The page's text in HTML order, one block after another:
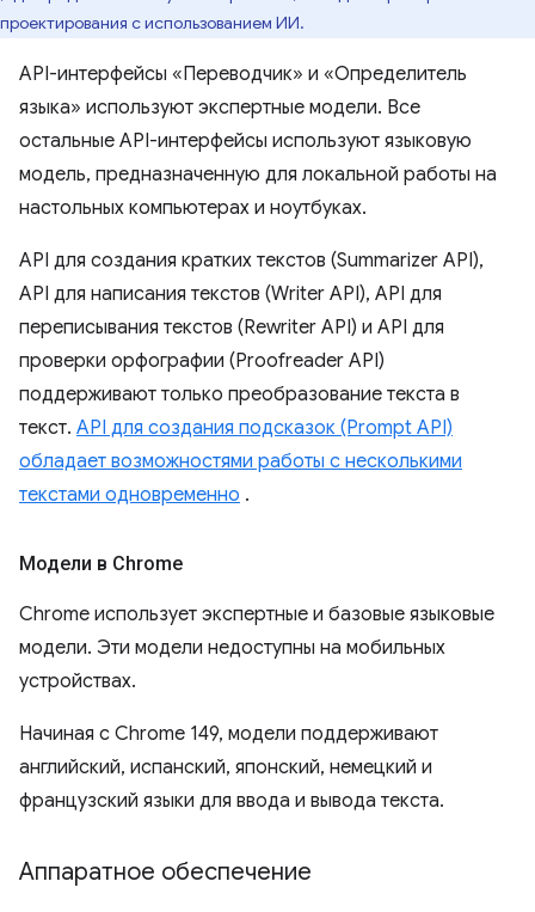
проектирования с использованием ИИ.
API-интерфейсы «Переводчик» и «Определитель
языка» используют экспертные модели. Все
остальные API-интерфейсы используют языковую
модель, предназначенную для локальной работы на
настольных компьютерах и ноутбуках.
API для создания кратких текстов (Summarizer API),
API для написания текстов (Writer API), API для
переписывания текстов (Rewriter API) и API для
проверки орфографии (Proofreader API)
поддерживают только преобразование текста в
текст. API для создания подсказок (Prompt API)
обладает возможностями работы с несколькими
текстами одновременно .
Модели в Chrome
Chrome использует экспертные и базовые языковые
модели. Эти модели недоступны на мобильных
устройствах.
Начиная с Chrome 149, модели поддерживают
английский, испанский, японский, немецкий и
французский языки для ввода и вывода текста.
Аппаратное обеспечение